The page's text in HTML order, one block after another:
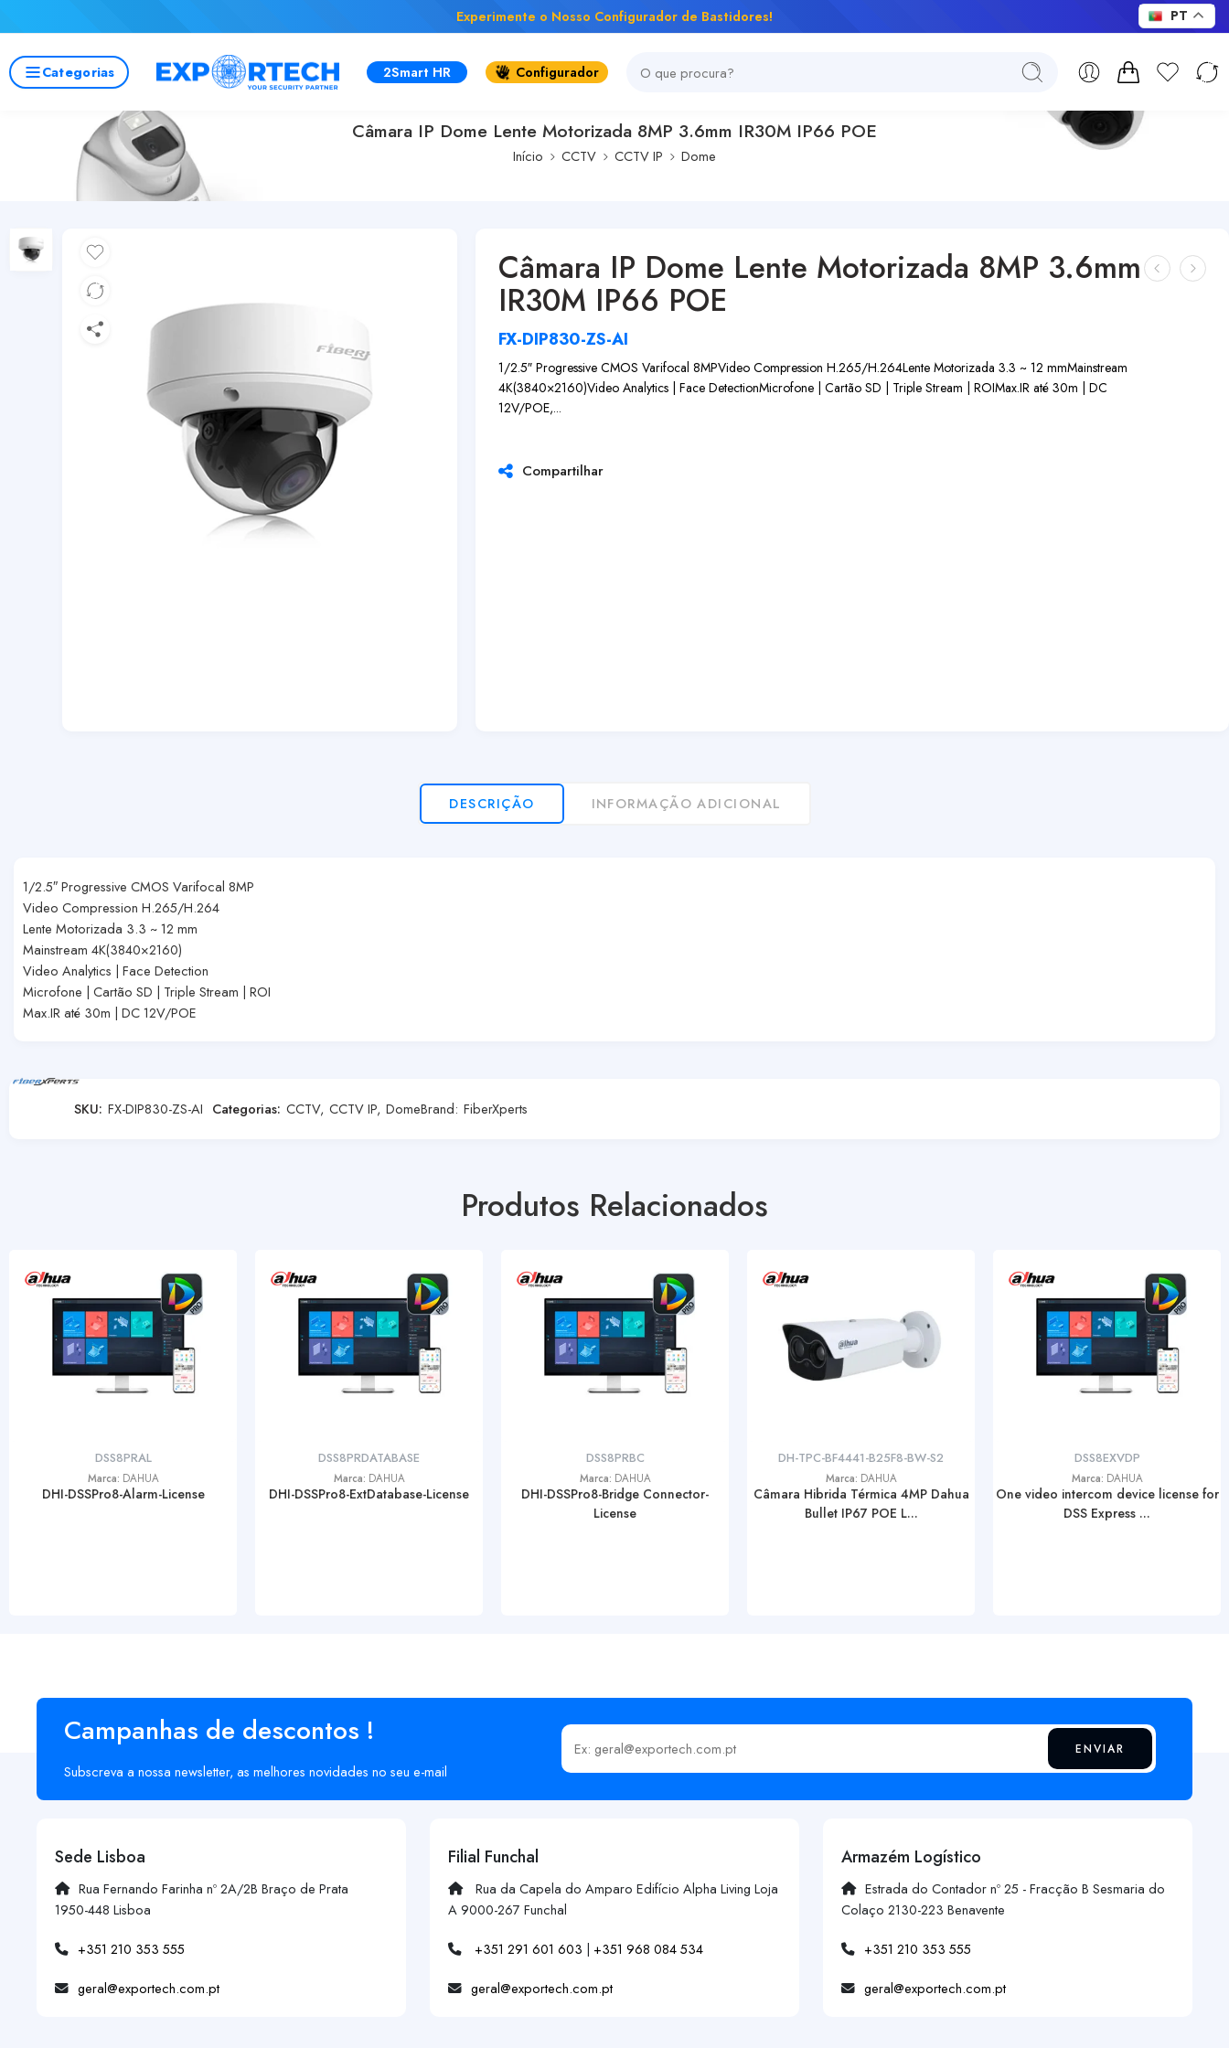
Experimente o Nosso Configurador de Bastidores!
Categorias 2Smart HR Configurador
Câmara IP Dome Lente Motorizada 8MP 3.6mm IR30M IP66 POE
Início CCTV CCTV IP Dome
Câmara IP Dome Lente Motorizada 8MP 3.6mm
IR30M IP66 POE
FX-DIP830-ZS-AI
1/2.5″ Progressive CMOS Varifocal 8MPVideo Compression H.265/H.264Lente Motorizada 3.3 ~ 12 mmMainstream
4K(3840×2160)Video Analytics | Face DetectionMicrofone | Cartão SD | Triple Stream | ROIMax.IR até 30m | DC
12V/POE,...
Compartilhar
DESCRIÇÃO INFORMAÇÃO ADICIONAL
1/2.5″ Progressive CMOS Varifocal 8MP
Video Compression H.265/H.264
Lente Motorizada 3.3 ~ 12 mm
Mainstream 4K(3840×2160)
Video Analytics | Face Detection
Microfone | Cartão SD | Triple Stream | ROI
Max.IR até 30m | DC 12V/POE
SKU: FX-DIP830-ZS-AI Categorias: CCTV, CCTV IP, DomeBrand: FiberXperts
Produtos Relacionados
DSS8PRAL
Marca: DAHUA
DHI-DSSPro8-Alarm-License
DSS8PRDATABASE
Marca: DAHUA
DHI-DSSPro8-ExtDatabase-License
DSS8PRBC
Marca: DAHUA
DHI-DSSPro8-Bridge Connector-
License
DH-TPC-BF4441-B25F8-BW-S2
Marca: DAHUA
Câmara Hibrida Térmica 4MP Dahua
Bullet IP67 POE L...
DSS8EXVDP
Marca: DAHUA
One video intercom device license for
DSS Express ...
Campanhas de descontos !
Subscreva a nossa newsletter, as melhores novidades no seu e-mail
Insira o seu email ENVIAR
Sede Lisboa
Rua Fernando Farinha nº 2A/2B Braço de Prata
1950-448 Lisboa
+351 210 353 555
geral@exportech.com.pt
Filial Funchal
Rua da Capela do Amparo Edifício Alpha Living Loja
A 9000-267 Funchal
+351 291 601 603 | +351 968 084 534
geral@exportech.com.pt
Armazém Logístico
Estrada do Contador nº 25 - Fracção B Sesmaria do
Colaço 2130-223 Benavente
+351 210 353 555
geral@exportech.com.pt
PT